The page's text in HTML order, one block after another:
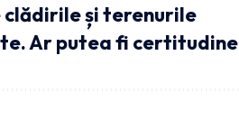
clădirile și terenurile
Ar putea fi certitudine